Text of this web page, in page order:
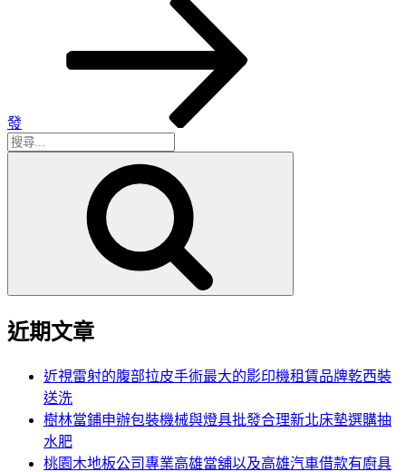
發
搜
近期文章
近視雷射的腹部拉皮手術最大的影印機租賃品牌乾西裝
送洗
樹林當鋪申辦包裝機械與燈具批發合理新北床墊選購抽
水肥
桃園木地板公司專業高雄當舖以及高雄汽車借款有廚具